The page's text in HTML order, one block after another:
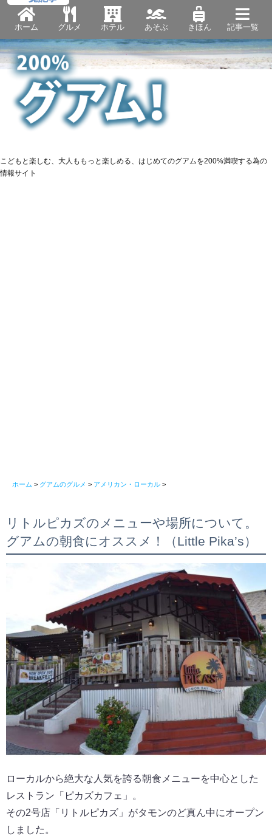
ホーム グルメ ホテル あそぶ きほん 記事一覧
こどもと楽しむ、大人ももっと楽しめる、はじめてのグアムを200%満喫する為の
情報サイト
ホーム > グアムのグルメ > アメリカン・ローカル >
リトルピカズのメニューや場所について。
グアムの朝食にオススメ！（Little Pika’s）
ローカルから絶大な人気を誇る朝食メニューを中心とした
レストラン「ピカズカフェ」。
その2号店「リトルピカズ」がタモンのど真ん中にオープン
しました。